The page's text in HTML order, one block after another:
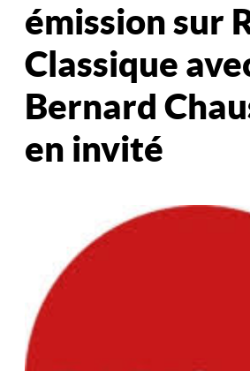
émission sur
Classique
Bernard
en invité